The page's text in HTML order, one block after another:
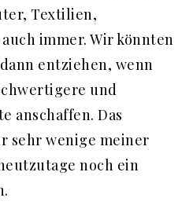
Textilien,
immer. Wir könnten
entziehen, wenn
und
anschaffen. Das
sehr wenige meiner
noch ein